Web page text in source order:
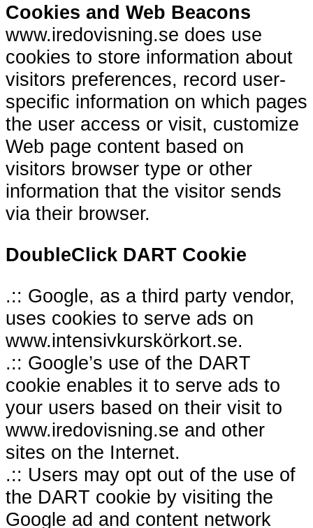
Cookies and Web Beacons
www.iredovisning.se does use
cookies to store information about
visitors preferences, record user-
specific information on which pages
the user access or visit, customize
Web page content based on
visitors browser type or other
information that the visitor sends
via their browser.
DoubleClick DART Cookie
.:: Google, as a third party vendor,
uses cookies to serve ads on
www.intensivkurskörkort.se.
.:: Google’s use of the DART
cookie enables it to serve ads to
your users based on their visit to
www.iredovisning.se and other
sites on the Internet.
.:: Users may opt out of the use of
the DART cookie by visiting the
Google ad and content network